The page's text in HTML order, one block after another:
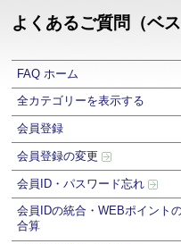
よくあるご質問（ベ
FAQ ホーム
全カテゴリーを表示する
会員登録
会員登録の変更
会員ID・パスワード忘れ
会員IDの統合・WEBポイント
合算